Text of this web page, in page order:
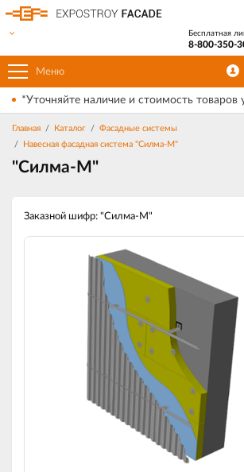
Меню
Бесплатная
8-800-350-
*Уточняйте наличие и стоимость
Главная Каталог
Фасадные системы
Навесная фасадная система "Силма-М"
"Силма-М"
Заказной шифр: "Силма-М"